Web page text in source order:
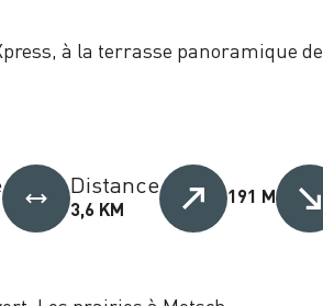
à la terrasse panoramique
Distance
3,6 KM
191 M